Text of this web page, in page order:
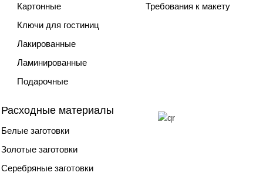
Картонные
Ключи для гостиниц
Лакированные
Ламинированные
Подарочные
Требования к макету
Расходные материалы
Белые заготовки
Золотые заготовки
Серебряные заготовки